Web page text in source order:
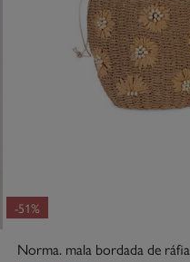
-51%
Norma. mala bordada de ráfia